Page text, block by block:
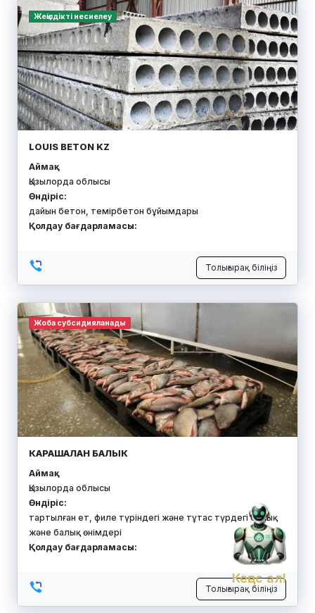
Кеңес ал!
Жеңілдікті несиелеу
LOUIS BETON KZ
Аймақ:
Қызылорда облысы
Өндіріс:
дайын бетон, темірбетон бұйымдары
Қолдау бағдарламасы:
Толығырақ біліңіз
Жоба субсидияланады
КАРАШАЛАН БАЛЫК
Аймақ:
Қызылорда облысы
Өндіріс:
тартылған ет, филе түріндегі және тұтас түрдегі балық
және балық өнімдері
Қолдау бағдарламасы:
Толығырақ біліңіз